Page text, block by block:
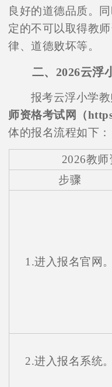
良好的道德品质。
定的不可以取得教
律、道德败坏等。
二、2026云浮
报考云浮小学
师资格考试网（
体的报名流程如下：
2026教
步骤
1.进入报名官网。
2.进入报名系统。